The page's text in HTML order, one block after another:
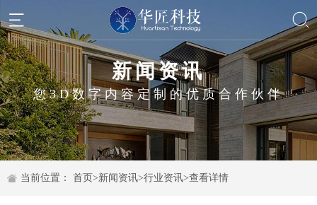
新闻资讯
您3D数字内容定制的优质合作伙伴
当前位置： 首页>新闻资讯>行业资讯>查看详情